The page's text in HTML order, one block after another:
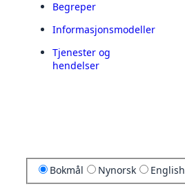
Begreper
Informasjonsmodeller
Tjenester og
hendelser
Bokmål Nynorsk English